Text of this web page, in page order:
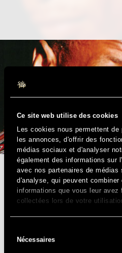
Ce site web utilise des cookies
Les cookies nous permettent
les annonces, d'offrir des
médias sociaux et d'analyser
également des informations sur
avec nos partenaires de
d'analyse, qui peuvent
informations que vous leur avez
collectées lors de votre
duNécessaires
FOLK ZULU – SA
Sam Tshabalala qui est
d’Afrique du sud. Ses textes
Shangaan et en Anglais,